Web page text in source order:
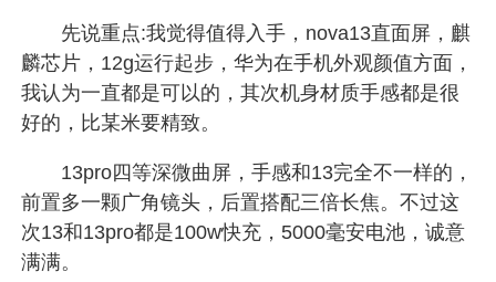
先说重点:我觉得值得入手，nova13直面屏，麒
麟芯片，12g运行起步，华为在手机外观颜值方面，
我认为一直都是可以的，其次机身材质手感都是很
好的，比某米要精致。
13pro四等深微曲屏，手感和13完全不一样的，
前置多一颗广角镜头，后置搭配三倍长焦。不过这
次13和13pro都是100w快充，5000毫安电池，诚意
满满。